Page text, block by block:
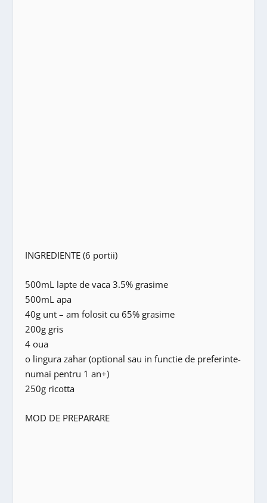
INGREDIENTE (6 portii)
500mL lapte de vaca 3.5% grasime
500mL apa
40g unt – am folosit cu 65% grasime
200g gris
4 oua
o lingura zahar (optional sau in functie de preferinte-
numai pentru 1 an+)
250g ricotta
MOD DE PREPARARE